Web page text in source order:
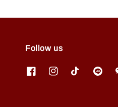
Follow us